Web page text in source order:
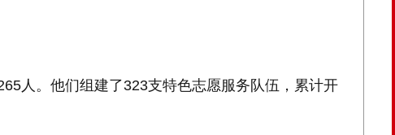
人。他们组建了323支特色志愿服务队伍，累计开